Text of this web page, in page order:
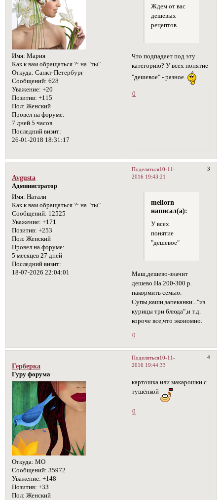
Имя: Мария
Как к вам обращаться ?: на "ты"
Откуда: Санкт-Петербург
Сообщений: 628
Уважение: +20
Позитив: +115
Пол: Женский
Провел на форуме:
7 дней 5 часов
Последний визит:
26-01-2018 18:31:17
Ждем от вас
дешевых
рецептов
Что подпадает под эту
категорию? У всех понятие
"дешевое" - разное.
0
Поделиться 3
10-11-
2016 19:43:21
Avgusta
Администратор
Имя: Натали
Как к вам обращаться ?: на "ты"
Сообщений: 12525
Уважение: +171
Позитив: +253
Пол: Женский
Провел на форуме:
5 месяцев 27 дней
Последний визит:
18-07-2026 22:04:01
mellorn
написал(а):
У всех
понятие
"дешевое"
Маш,дешево-значит
дешево.На 200-300 р.
накормить семью.
Супы,каши,запеканки..."из
курицы три блюда",и т.д.
короче все,что экономно.
0
Поделиться 4
10-11-
2016 19:44:33
Герберка
Гуру форума
Откуда: МО
Сообщений: 35972
Уважение: +148
Позитив: +33
Пол: Женский
картошка или макарошки с
тушёнкой
0